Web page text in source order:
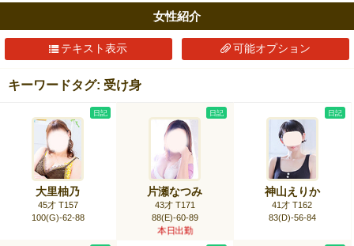
女性紹介
テキスト表示 可能オプション
キーワードタグ: 受け身
大里柚乃
45才 T157
100(G)-62-88
日記
片瀬なつみ
43才 T171
88(E)-60-89
本日出勤
日記
神山えりか
41才 T162
83(D)-56-84
日記